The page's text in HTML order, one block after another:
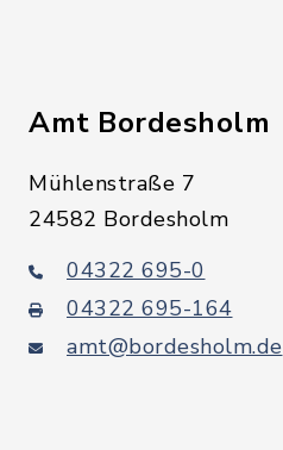
Amt Bordesholm
Mühlenstraße 7
24582 Bordesholm
04322 695-0
04322 695-164
amt@bordesholm.de